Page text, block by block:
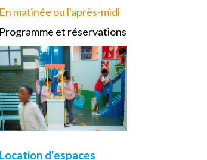
En matinée ou l'après-midi
Programme et réservations
Location d'espaces